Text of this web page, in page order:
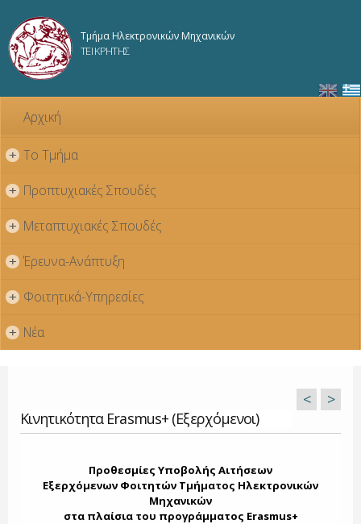
κυρίως
Τμήμα Ηλεκτρονικών Μηχανικών
ΤΕΙ ΚΡΗΤΗΣ
Αρχική
+ Το Τμήμα
+ Προπτυχιακές Σπουδές
+ Μεταπτυχιακές Σπουδές
+ Έρευνα-Ανάπτυξη
+ Φοιτητικά-Υπηρεσίες
+ Νέα
Κινητικότητα Erasmus+ (Εξερχόμενοι)
< >
Προθεσμίες Υποβολής Αιτήσεων
Εξερχόμενων Φοιτητών Τμήματος Ηλεκτρονικών
Μηχανικών
στα πλαίσια του προγράμματος Erasmus+